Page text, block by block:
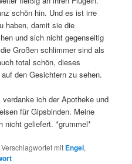
schön hin. Und es ist irre
haben, damit sie die
und sich nicht gegenseitig
Großen schlimmer sind als
total schön, dieses
den Gesichtern zu sehen.
ich der Apotheke und
für Gipsbinden. Meine
nicht geliefert. *grummel*
Verschlagwortet mit Engel,